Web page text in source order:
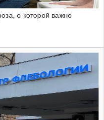
о которой важно